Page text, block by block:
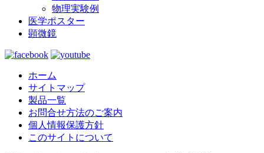
物理実験例
医学ポスター
顕微鏡
ホーム
サイトマップ
製品一覧
お問合せ方法のご案内
個人情報保護方針
このサイトについて